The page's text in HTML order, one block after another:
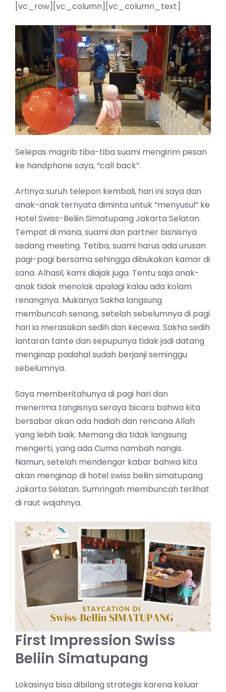
[vc_row][vc_column][vc_column_text]
Selepas magrib tiba-tiba suami mengirim pesan
ke handphone saya, “call back”.
Artinya suruh telepon kembali, hari ini saya dan
anak-anak ternyata diminta untuk “menyusul” ke
Hotel Swiss-Beliin Simatupang Jakarta Selatan.
Tempat di mana, suami dan partner bisnisnya
sedang meeting. Tetiba, suami harus ada urusan
pagi-pagi bersama sehingga dibukakan kamar di
sana. Alhasil, kami diajak juga. Tentu saja anak-
anak tidak menolak apalagi kalau ada kolam
renangnya. Mukanya Sakha langsung
membuncah senang, setelah sebelumnya di pagi
hari ia merasakan sedih dan kecewa. Sakha sedih
lantaran tante dan sepupunya tidak jadi datang
menginap padahal sudah berjanji seminggu
sebelumnya.
Saya memberitahunya di pagi hari dan
menerima tangisnya seraya bicara bahwa kita
bersabar akan ada hadiah dan rencana Allah
yang lebih baik. Memang dia tidak langsung
mengerti, yang ada Cuma nambah nangis.
Namun, setelah mendengar kabar bahwa kita
akan menginap di hotel swiss beliin simatupang
Jakarta Selatan. Sumringah membuncah terlihat
di raut wajahnya.
First Impression Swiss
Beliin Simatupang
Lokasinya bisa dibilang strategis karena keluar